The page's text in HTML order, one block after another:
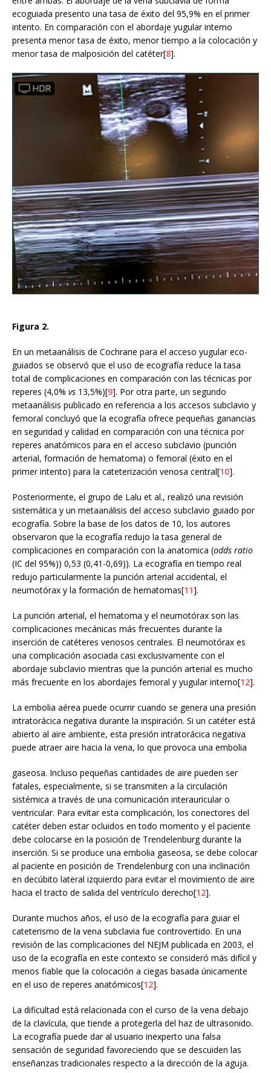
ecoguiada presento una tasa de éxito del 95,9% en el primer
intento. En comparación con el abordaje yugular interno
presenta menor tasa de éxito, menor tiempo a la colocación y
menor tasa de malposición del catéter[8].
Figura 2.
En un metaanálisis de Cochrane para el acceso yugular eco-
guiados se observó que el uso de ecografía reduce la tasa
total de complicaciones en comparación con las técnicas por
reperes (4,0% vs 13,5%)[9]. Por otra parte, un segundo
metaanálisis publicado en referencia a los accesos subclavio y
femoral concluyó que la ecografía ofrece pequeñas ganancias
en seguridad y calidad en comparación con una técnica por
reperes anatómicos para en el acceso subclavio (punción
arterial, formación de hematoma) o femoral (éxito en el
primer intento) para la cateterización venosa central[10].
Posteriormente, el grupo de Lalu et al., realizó una revisión
sistemática y un metaanálisis del acceso subclavio guiado por
ecografía. Sobre la base de los datos de 10, los autores
observaron que la ecografía redujo la tasa general de
complicaciones en comparación con la anatomica (odds ratio
(IC del 95%)) 0,53 (0,41-0,69)). La ecografía en tiempo real
redujo particularmente la punción arterial accidental, el
neumotórax y la formación de hematomas[11].
La punción arterial, el hematoma y el neumotórax son las
complicaciones mecánicas más frecuentes durante la
inserción de catéteres venosos centrales. El neumotórax es
una complicación asociada casi exclusivamente con el
abordaje subclavio mientras que la punción arterial es mucho
más frecuente en los abordajes femoral y yugular interno[12].
La embolia aérea puede ocurrir cuando se genera una presión
intratorácica negativa durante la inspiración. Si un catéter está
abierto al aire ambiente, esta presión intratorácica negativa
puede atraer aire hacia la vena, lo que provoca una embolia
gaseosa. Incluso pequeñas cantidades de aire pueden ser
fatales, especialmente, si se transmiten a la circulación
sistémica a través de una comunicación interauricular o
ventricular. Para evitar esta complicación, los conectores del
catéter deben estar ocluidos en todo momento y el paciente
debe colocarse en la posición de Trendelenburg durante la
inserción. Si se produce una embolia gaseosa, se debe colocar
al paciente en posición de Trendelenburg con una inclinación
en decúbito lateral izquierdo para evitar el movimiento de aire
hacia el tracto de salida del ventrículo derecho[12].
Durante muchos años, el uso de la ecografía para guiar el
cateterismo de la vena subclavia fue controvertido. En una
revisión de las complicaciones del NEJM publicada en 2003, el
uso de la ecografía en este contexto se consideró más difícil y
menos fiable que la colocación a ciegas basada únicamente
en el uso de reperes anatómicos[12].
La dificultad está relacionada con el curso de la vena debajo
de la clavícula, que tiende a protegerla del haz de ultrasonido.
La ecografía puede dar al usuario inexperto una falsa
sensación de seguridad favoreciendo que se descuiden las
enseñanzas tradicionales respecto a la dirección de la aguja.